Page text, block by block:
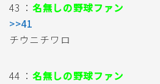
43 ： 名無しの野球ファン
>>41
チウニチワロ
44 ： 名無しの野球ファン